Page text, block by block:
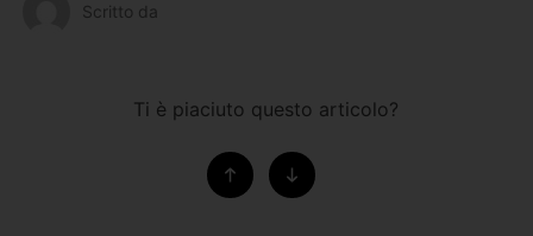
Scritto da
Ti è piaciuto questo articolo?